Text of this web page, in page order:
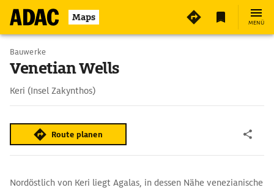
Maps MENÜ
Bauwerke
Venetian Wells
Keri (Insel Zakynthos)
Route planen
Nordöstlich von Keri liegt Agalas, in dessen Nähe venezianische